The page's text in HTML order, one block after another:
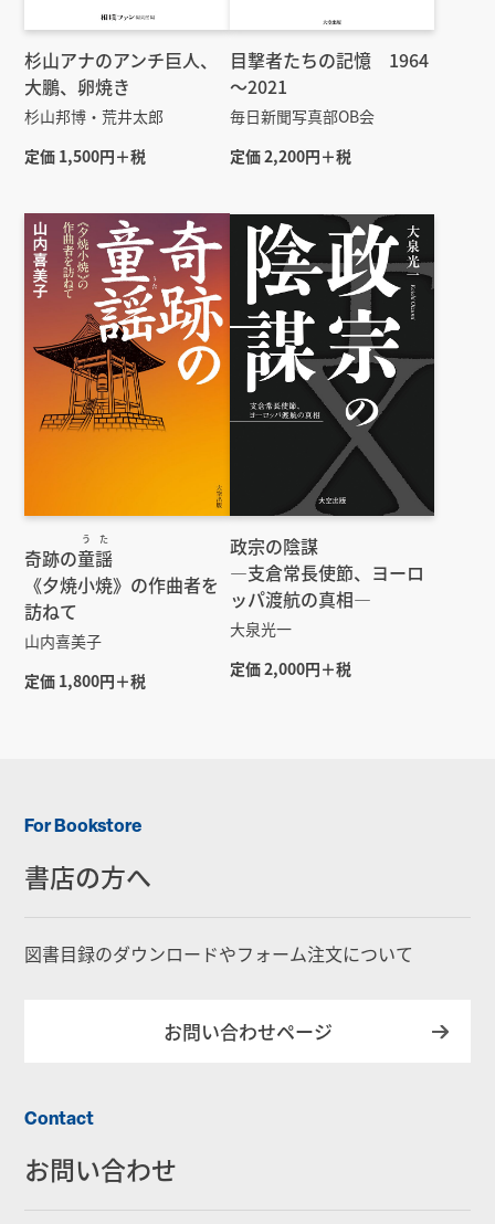
杉山アナのアンチ巨人、
大鵬、卵焼き
杉山邦博・荒井太郎
定価 1,500円＋税
目撃者たちの記憶 1964
～2021
毎日新聞写真部OB会
定価 2,200円＋税
奇跡の童謡
うた
《夕焼小焼》の作曲者を
訪ねて
山内喜美子
定価 1,800円＋税
政宗の陰謀
—支倉常長使節、ヨーロ
ッパ渡航の真相—
大泉光一
定価 2,000円＋税
For Bookstore
書店の方へ
図書目録のダウンロードやフォーム注文について
お問い合わせページ
Contact
お問い合わせ